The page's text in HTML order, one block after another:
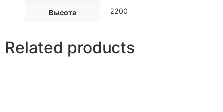
Высота 2200
Related products